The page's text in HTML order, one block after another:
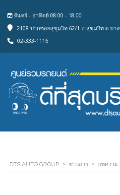
จันทร์ - อาทิตย์ 08:00 - 18:00
2108 ปากซอยสุขุมวิท 62/1 ถ.สุขุมวิท ต.บาง
02-333-1116
DTS AUTO GROUP > ข่าวสาร > บทความ